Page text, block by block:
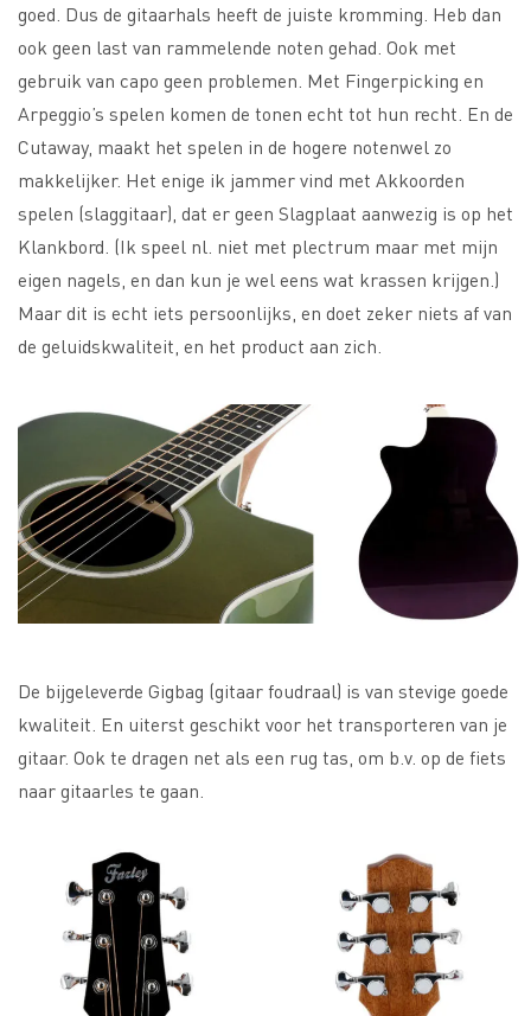
goed. Dus de gitaarhals heeft de juiste kromming. Heb dan
ook geen last van rammelende noten gehad. Ook met
gebruik van capo geen problemen. Met Fingerpicking en
Arpeggio’s spelen komen de tonen echt tot hun recht. En de
Cutaway, maakt het spelen in de hogere notenwel zo
makkelijker. Het enige ik jammer vind met Akkoorden
spelen (slaggitaar), dat er geen Slagplaat aanwezig is op het
Klankbord. (Ik speel nl. niet met plectrum maar met mijn
eigen nagels, en dan kun je wel eens wat krassen krijgen.)
Maar dit is echt iets persoonlijks, en doet zeker niets af van
de geluidskwaliteit, en het product aan zich.
De bijgeleverde Gigbag (gitaar foudraal) is van stevige goede
kwaliteit. En uiterst geschikt voor het transporteren van je
gitaar. Ook te dragen net als een rug tas, om b.v. op de fiets
naar gitaarles te gaan.